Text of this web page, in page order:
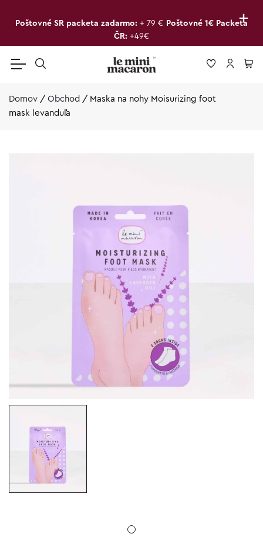
+
Poštovné SR packeta zadarmo: + 79 € Poštovné 1€ Packeta
ČR: +49€
Domov / Obchod / Maska na nohy Moisurizing foot
mask levanduľa